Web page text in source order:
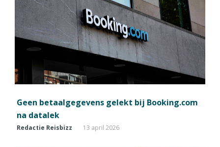
Geen betaalgegevens gelekt bij Booking.com
na datalek
Redactie Reisbizz 13 april 2026